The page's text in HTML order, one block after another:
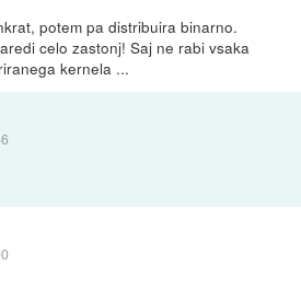
potem pa distribuira binarno.
celo zastonj! Saj ne rabi vsaka
kernela ...